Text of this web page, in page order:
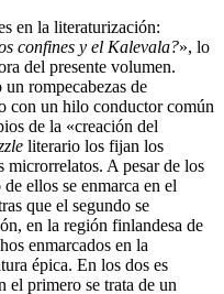
en la literaturización:
confines y el Kalevala?», lo
del presente volumen.
rompecabezas de
con un hilo conductor común
de la «creación del
literario los fijan los
microrrelatos. A pesar de los
ellos se enmarca en el
que el segundo se
en la región finlandesa de
enmarcados en la
épica. En los dos es
el primero se trata de un